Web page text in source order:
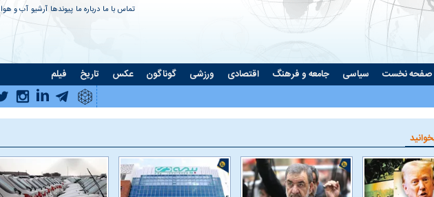
تماس با ما درباره ما پیوندها آرشیو آب و هوا
صفحه نخست سیاسی جامعه و فرهنگ اقتصادی ورزشی گوناگون عکس تاریخ فیلم